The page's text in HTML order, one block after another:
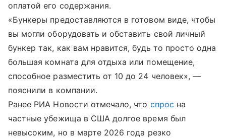
оплатой его содержания.
«Бункеры предоставляются в готовом виде, чтобы
вы могли оборудовать и обставить свой личный
бункер так, как вам нравится, будь то просто одна
большая комната для отдыха или помещение,
способное разместить от 10 до 24 человек», —
пояснили в компании.
Ранее РИА Новости отмечало, что спрос на
частные убежища в США долгое время был
невысоким, но в марте 2026 года резко